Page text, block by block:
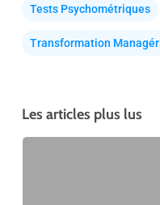
Tests Psychométriques
Transformation
Les articles plus lus